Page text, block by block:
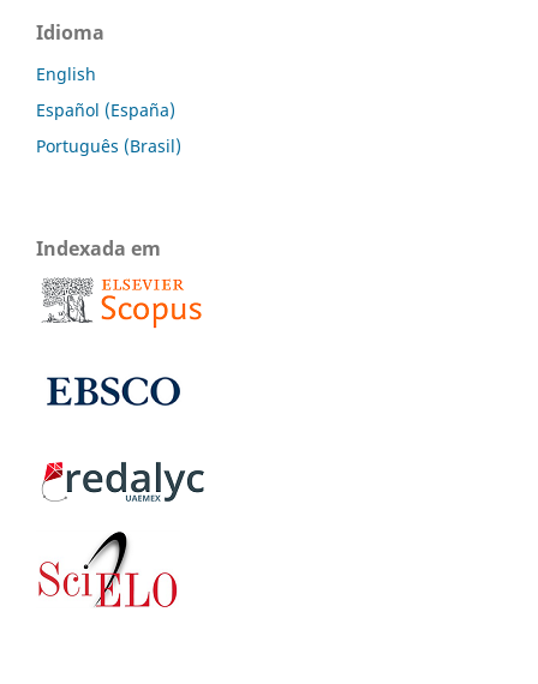
Idioma
English
Español (España)
Português (Brasil)
Indexada em